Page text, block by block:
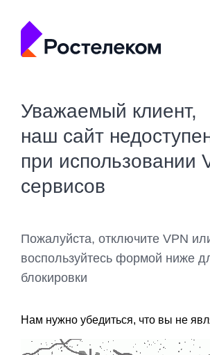
Уважаемый клиент,
наш сайт
при использовании
сервисов
Пожалуйста, отключите VPN
воспользуйтесь формой ниже
блокировки
Нам нужно убедиться, что вы не